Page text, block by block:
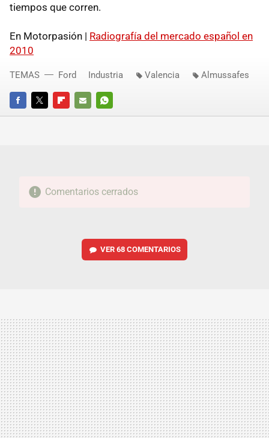
tiempos que corren.
En Motorpasión | Radiografía del mercado español en
2010
FACEBOOKTWITTERFLIPBOARD
E-
WHATSAPP
TEMAS Ford Industria Valencia Almussafes
Comentarios cerrados
VER 68 COMENTARIOS